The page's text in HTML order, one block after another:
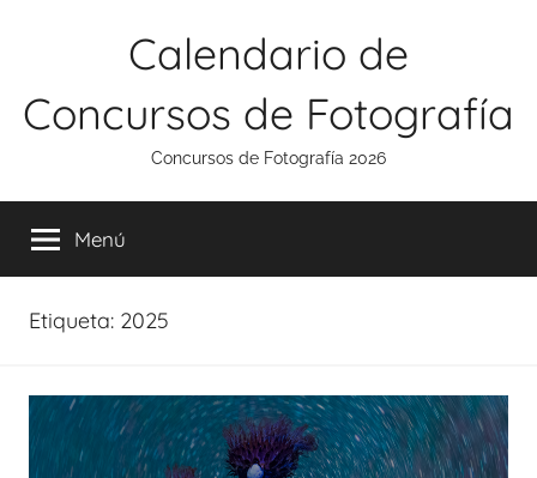
Calendario de
Concursos de Fotografía
Concursos de Fotografía 2026
Menú
Etiqueta: 2025